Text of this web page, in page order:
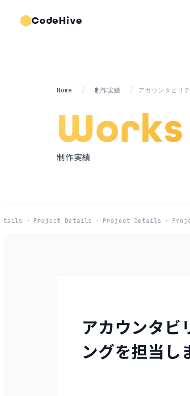
CodeHive
Home / 制作実績 / アカウンタビリ
Works
制作実績
· Project Details · Project Details ·
アカウンタビ
ングを担当し